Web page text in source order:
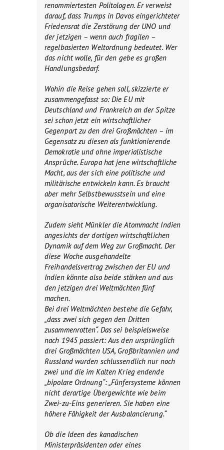
renommiertesten Politologen. Er verweist
darauf, dass Trumps in Davos eingerichteter
Friedensrat die Zerstörung der UNO und
der jetzigen – wenn auch fragilen –
regelbasierten Weltordnung bedeutet. Wer
das nicht wolle, für den gebe es großen
Handlungsbedarf.
Wohin die Reise gehen soll, skizzierte er
zusammengefasst so: Die EU mit
Deutschland und Frankreich an der Spitze
sei schon jetzt ein wirtschaftlicher
Gegenpart zu den drei Großmächten – im
Gegensatz zu diesen als funktionierende
Demokratie und ohne imperialistische
Ansprüche. Europa hat jene wirtschaftliche
Macht, aus der sich eine politische und
militärische entwickeln kann. Es braucht
aber mehr Selbstbewusstsein und eine
organisatorische Weiterentwicklung.
Zudem sieht Münkler die Atommacht Indien
angesichts der dortigen wirtschaftlichen
Dynamik auf dem Weg zur Großmacht. Der
diese Woche ausgehandelte
Freihandelsvertrag zwischen der EU und
Indien könnte also beide stärken und aus
den jetzigen drei Weltmächten fünf
machen.
Bei drei Weltmächten bestehe die Gefahr,
„dass zwei sich gegen den Dritten
zusammenrotten“. Das sei beispielsweise
nach 1945 passiert: Aus den ursprünglich
drei Großmächten USA, Großbritannien und
Russland wurden schlussendlich nur noch
zwei und die im Kalten Krieg endende
„bipolare Ordnung“: „Fünfersysteme können
nicht derartige Übergewichte wie beim
Zwei-zu-Eins generieren. Sie haben eine
höhere Fähigkeit der Ausbalancierung.“
Ob die Ideen des kanadischen
Ministerpräsidenten oder eines